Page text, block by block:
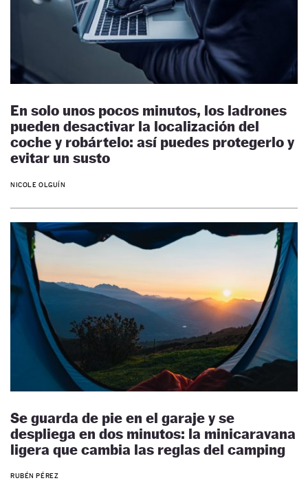
En solo unos pocos minutos, los ladrones
pueden desactivar la localización del
coche y robártelo: así puedes protegerlo y
evitar un susto
NICOLE OLGUÍN
Se guarda de pie en el garaje y se
despliega en dos minutos: la minicaravana
ligera que cambia las reglas del camping
RUBÉN PÉREZ